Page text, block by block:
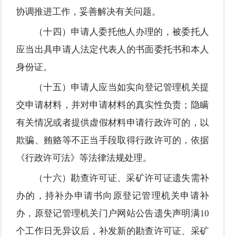
协调推进工作，妥善解决有关问题。
（十四）申请人委托他人办理的，被委托人
应当出具申请人法定代表人的书面委托书和本人
身份证。
（十五）申请人应当如实向登记管理机关提
交申请材料，并对申请材料的真实性负责；隐瞒
有关情况或者提供虚假材料申请行政许可的，以
欺骗、贿赂等不正当手段取得行政许可的，依据
《行政许可法》等法律法规处理。
（十六）勘查许可证、采矿许可证遗失需补
办的，持补办申请书向原登记管理机关申请补
办，原登记管理机关门户网站公告遗失声明满10
个工作日无异议后，补发新的勘查许可证、采矿